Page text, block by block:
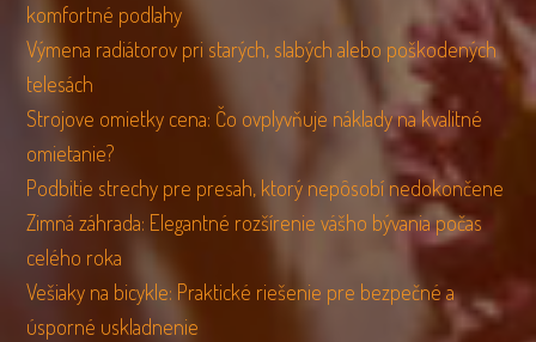
komfortné podlahy
Výmena radiátorov pri starých, slabých alebo poškodených
telesách
Strojove omietky cena: Čo ovplyvňuje náklady na kvalitné
omietanie?
Podbitie strechy pre presah, ktorý nepôsobí nedokončene
Zimná záhrada: Elegantné rozšírenie vášho bývania počas
celého roka
Vešiaky na bicykle: Praktické riešenie pre bezpečné a
úsporné uskladnenie